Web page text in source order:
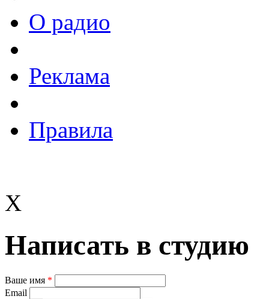
О радио
Реклама
Правила
X
Написать в студию
Ваше имя *
Email